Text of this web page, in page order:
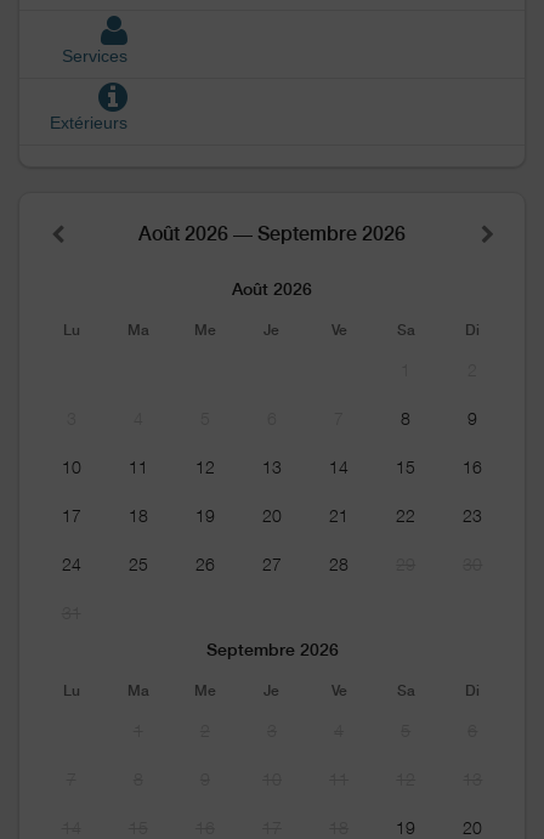
Services
Extérieurs
Août 2026 — Septembre 2026
Août 2026
Lu Ma Me Je Ve Sa Di
8 9
10 11 12 13 14 15 16
17 18 19 20 21 22 23
24 25 26 27 28
Septembre 2026
Lu Ma Me Je Ve Sa Di
19 20